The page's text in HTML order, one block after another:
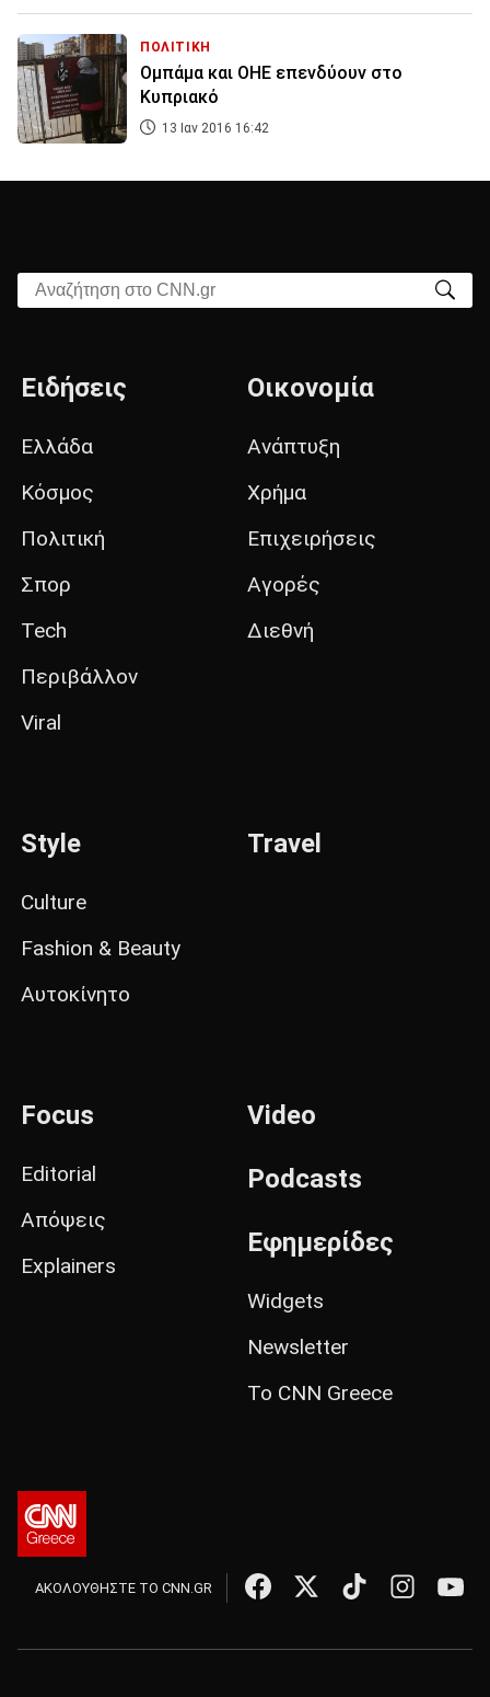
ΠΟΛΙΤΙΚΗ
Ομπάμα και ΟΗΕ επενδύουν στο
Κυπριακό
13 Ιαν 2016 16:42
Αναζήτηση στο CNN.gr
Ειδήσεις
Ελλάδα
Κόσμος
Πολιτική
Σπορ
Tech
Περιβάλλον
Viral
Οικονομία
Ανάπτυξη
Χρήμα
Επιχειρήσεις
Αγορές
Διεθνή
Style
Culture
Fashion & Beauty
Αυτοκίνητο
Travel
Focus
Editorial
Απόψεις
Explainers
Video
Podcasts
Εφημερίδες
Widgets
Newsletter
Το CNN Greece
ΑΚΟΛΟΥΘΗΣΤΕ ΤΟ CNN.GR